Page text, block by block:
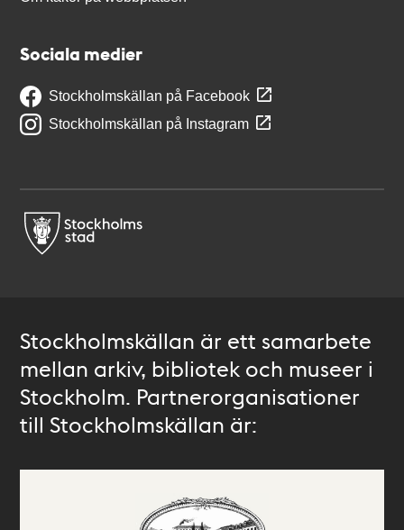
Sociala medier
Stockholmskällan på Facebook
Stockholmskällan på Instagram
Stockholmskällan är ett samarbete
mellan arkiv, bibliotek och museer i
Stockholm. Partnerorganisationer
till Stockholmskällan är: